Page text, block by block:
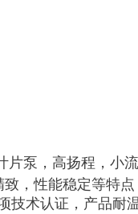
泵，高扬程，小
，性能稳定等特点
技术认证，产品耐